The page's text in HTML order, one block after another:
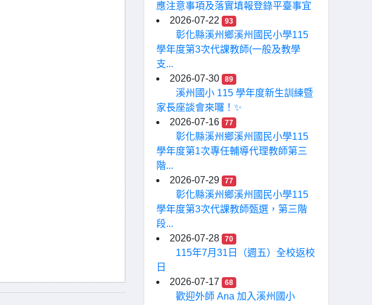
應注意事項及落實填報登錄平臺事宜
2026-07-22
93
彰化縣溪州鄉溪州國民小學115
學年度第3次代課教師(一般及教學
支...
2026-07-30
89
溪州國小 115 學年度新生訓練暨
家長座談會來囉！✨
2026-07-16
77
彰化縣溪州鄉溪州國民小學115
學年度第1次專任輔導代理教師第三
階...
2026-07-29
77
彰化縣溪州鄉溪州國民小學115
學年度第3次代課教師甄選，第三階
段...
2026-07-28
70
115年7月31日（週五）全校返校
日
2026-07-17
68
歡迎外師 Ana 加入溪州國小